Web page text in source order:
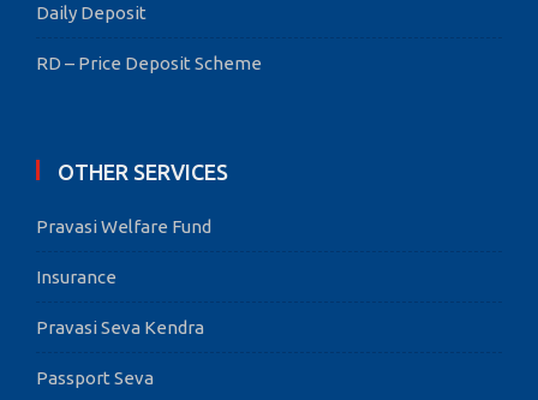
Daily Deposit
RD – Price Deposit Scheme
OTHER SERVICES
Pravasi Welfare Fund
Insurance
Pravasi Seva Kendra
Passport Seva